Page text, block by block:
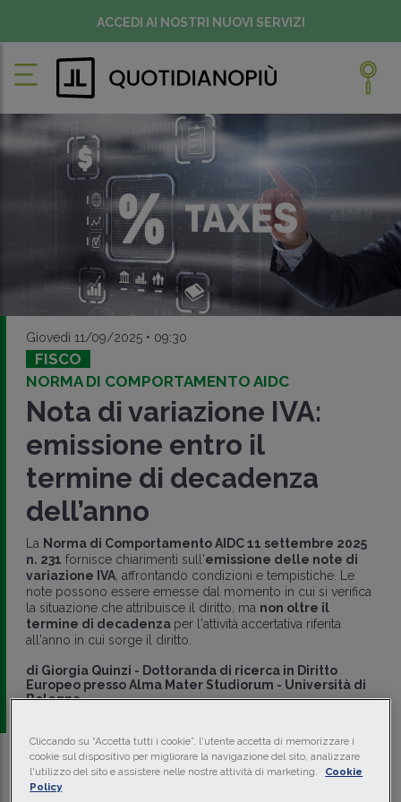
ACCEDI AI NOSTRI NUOVI SERVIZI
Giovedì 11/09/2025 • 09:30
FISCO
NORMA DI COMPORTAMENTO AIDC
Nota di variazione IVA:
emissione entro il
termine di decadenza
dell’anno
La Norma di Comportamento AIDC 11 settembre 2025
n. 231 fornisce chiarimenti sull'emissione delle note di
variazione IVA, affrontando condizioni e tempistiche. Le
note possono essere emesse dal momento in cui si verifica
la situazione che attribuisce il diritto, ma non oltre il
termine di decadenza per l'attività accertativa riferita
all'anno in cui sorge il diritto.
di Giorgia Quinzi - Dottoranda di ricerca in Diritto
Europeo presso Alma Mater Studiorum - Università di
Bologna
Traduci con IA Ascolta la news
Cliccando su “Accetta tutti i cookie”, l'utente accetta di memorizzare i
cookie sul dispositivo per migliorare la navigazione del sito, analizzare
l'utilizzo del sito e assistere nelle nostre attività di marketing.
Cookie
Policy